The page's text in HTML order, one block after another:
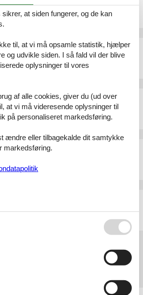
10 personer Søndervig
Søndervig 14 personer
Søndervig 16 personer
... >
at siden fungerer, og de kan
til, at vi må opsamle statistik, hjælper
og udvikle siden. I så fald vil der blive
oplysninger til vores
af alle cookies, giver du (ud over
at vi må videresende oplysninger til
på personaliseret markedsføring.
ændre eller tilbagekalde dit samtykke
markedsføring.